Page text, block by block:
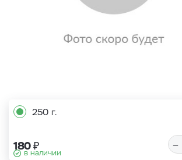
250 г.
180₽ –
в наличии